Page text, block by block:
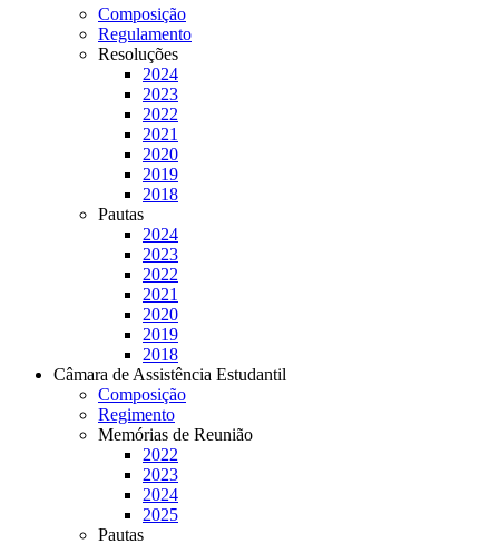
Composição
Regulamento
Resoluções
2024
2023
2022
2021
2020
2019
2018
Pautas
2024
2023
2022
2021
2020
2019
2018
Câmara de Assistência Estudantil
Composição
Regimento
Memórias de Reunião
2022
2023
2024
2025
Pautas